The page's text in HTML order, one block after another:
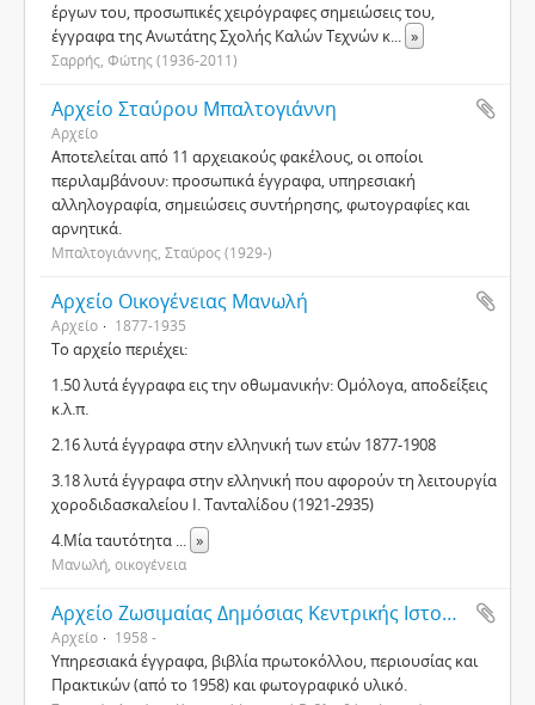
έργων του, προσωπικές χειρόγραφες σημειώσεις του,
έγγραφα της Ανωτάτης Σχολής Καλών Τεχνών κ... »
Σαρρής, Φώτης (1936-2011)
Αρχείο Σταύρου Μπαλτογιάννη
Αρχείο
Αποτελείται από 11 αρχειακούς φακέλους, οι οποίοι
περιλαμβάνουν: προσωπικά έγγραφα, υπηρεσιακή
αλληλογραφία, σημειώσεις συντήρησης, φωτογραφίες και
αρνητικά.
Μπαλτογιάννης, Σταύρος (1929-)
Αρχείο Οικογένειας Μανωλή
Αρχείο 1877-1935
Το αρχείο περιέχει:
1.50 λυτά έγγραφα εις την οθωμανικήν: Ομόλογα, αποδείξεις
κ.λ.π.
2.16 λυτά έγγραφα στην ελληνική των ετών 1877-1908
3.18 λυτά έγγραφα στην ελληνική που αφορούν τη λειτουργία
χοροδιδασκαλείου Ι. Τανταλίδου (1921-2935)
4.Μία ταυτότητα ... »
Μανωλή, οικογένεια
Αρχείο Ζωσιμαίας Δημόσιας Κεντρικής Ιστορικής Βιβλιοθήκης Ιωαννίνων (σύγχρονο αρχείο)
Αρχείο 1958 -
Υπηρεσιακά έγγραφα, βιβλία πρωτοκόλλου, περιουσίας και
Πρακτικών (από το 1958) και φωτογραφικό υλικό.